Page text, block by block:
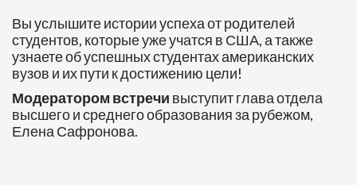
Вы услышите истории успеха от родителей
студентов, которые уже учатся в США, а также
узнаете об успешных студентах американских
вузов и их пути к достижению цели!
Модератором встречи выступит глава отдела
высшего и среднего образования за рубежом,
Елена Сафронова.